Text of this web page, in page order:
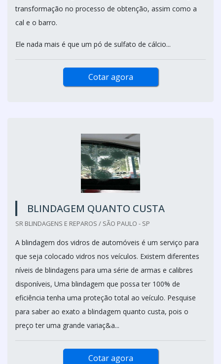
transformação no processo de obtenção, assim como a
cal e o barro.
Ele nada mais é que um pó de sulfato de cálcio...
Cotar agora
BLINDAGEM QUANTO CUSTA
SR BLINDAGENS E REPAROS / SÃO PAULO - SP
A blindagem dos vidros de automóveis é um serviço para
que seja colocado vidros nos veículos. Existem diferentes
níveis de blindagens para uma série de armas e calibres
disponíveis, Uma blindagem que possa ter 100% de
eficiência tenha uma proteção total ao veículo. Pesquise
para saber ao exato a blindagem quanto custa, pois o
preço ter uma grande variaç&a...
Cotar agora